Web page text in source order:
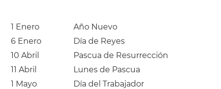
1 Enero
Año Nuevo
6 Enero
Día de Reyes
10 Abril
Pascua de Resurrección
11 Abril
Lunes de Pascua
1 Mayo
Día del Trabajador